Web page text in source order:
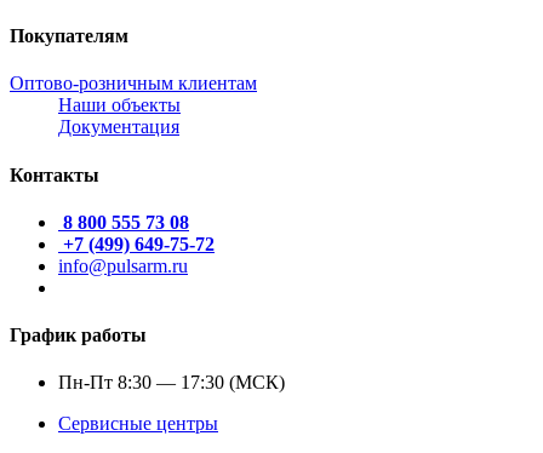
Покупателям
Оптово-розничным клиентам
Наши объекты
Документация
Контакты
8 800 555 73 08
+7 (499) 649-75-72
info@pulsarm.ru
График работы
Пн-Пт 8:30 — 17:30 (МСК)
Сервисные центры